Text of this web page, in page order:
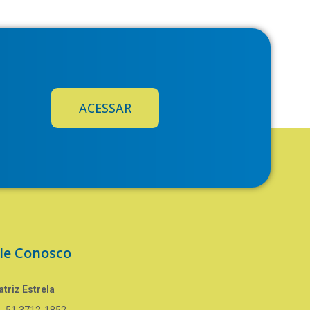
ACESSAR
Conosco
Estrela